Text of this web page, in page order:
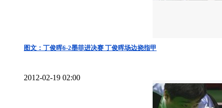
图文：丁俊晖6-2墨菲进决赛 丁俊晖场边挠指甲
2012-02-19 02:00